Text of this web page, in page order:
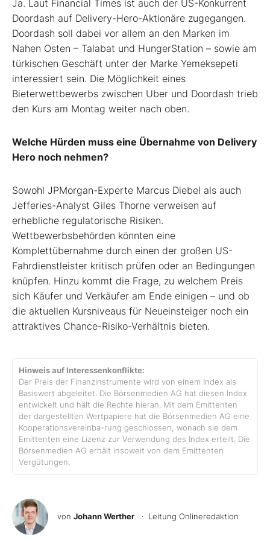
Ja. Laut Financial Times ist auch der US-Konkurrent
Doordash auf Delivery-Hero-Aktionäre zugegangen.
Doordash soll dabei vor allem an den Marken im
Nahen Osten – Talabat und HungerStation – sowie am
türkischen Geschäft unter der Marke Yemeksepeti
interessiert sein. Die Möglichkeit eines
Bieterwettbewerbs zwischen Uber und Doordash trieb
den Kurs am Montag weiter nach oben.
Welche Hürden muss eine Übernahme von Delivery
Hero noch nehmen?
Sowohl JPMorgan-Experte Marcus Diebel als auch
Jefferies-Analyst Giles Thorne verweisen auf
erhebliche regulatorische Risiken.
Wettbewerbsbehörden könnten eine
Komplettübernahme durch einen der großen US-
Fahrdienstleister kritisch prüfen oder an Bedingungen
knüpfen. Hinzu kommt die Frage, zu welchem Preis
sich Käufer und Verkäufer am Ende einigen – und ob
die aktuellen Kursniveaus für Neueinsteiger noch ein
attraktives Chance-Risiko-Verhältnis bieten.
Hinweis auf Interessenkonflikte:
Der Preis der Finanzinstrumente wird von einem Index als
Basiswert abgeleitet. Die Börsenmedien AG hat diesen Index
entwickelt und hält die Rechte hieran. Mit dem Emittenten
der dargestellten Wertpapiere hat die Börsenmedien AG eine
Kooperationsvereinba-rung geschlossen, wonach sie dem
Emittenten eine Lizenz zur Verwendung des Index erteilt. Die
Börsenmedien AG erhält insoweit von dem Emittenten
Vergütungen.
von Johann Werther · Leitung Onlineredaktion